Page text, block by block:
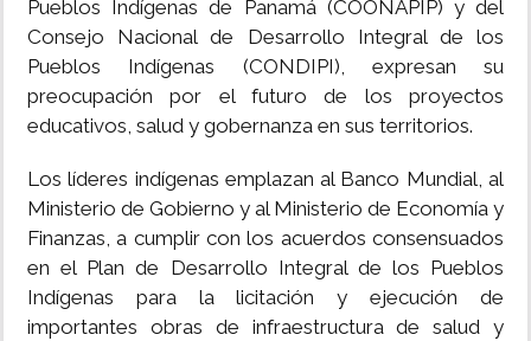
Pueblos Indígenas de Panamá (COONAPIP) y del
Consejo Nacional de Desarrollo Integral de los
Pueblos Indígenas (CONDIPI), expresan su
preocupación por el futuro de los proyectos
educativos, salud y gobernanza en sus territorios.
Los líderes indígenas emplazan al Banco Mundial, al
Ministerio de Gobierno y al Ministerio de Economía y
Finanzas, a cumplir con los acuerdos consensuados
en el Plan de Desarrollo Integral de los Pueblos
Indígenas para la licitación y ejecución de
importantes obras de infraestructura de salud y